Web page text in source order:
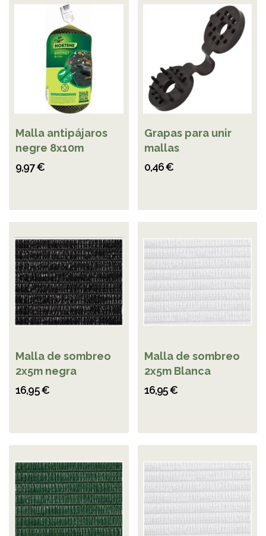
Malla antipájaros
negre 8x10m
9,97 €
Grapas para unir
mallas
0,46 €
Malla de sombreo
2x5m negra
16,95 €
Malla de sombreo
2x5m Blanca
16,95 €